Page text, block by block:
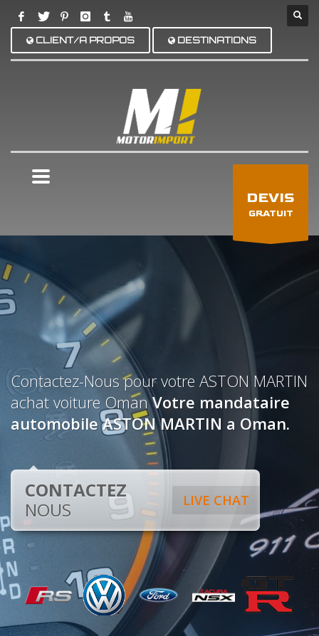
CLIENT/A PROPOS DESTINATIONS
DEVIS
GRATUIT
Contactez-Nous pour votre ASTON MARTIN
achat voiture OmanVotre mandataire
automobile ASTON MARTIN a Oman.
LIVE CHAT
CONTACTEZ
NOUS